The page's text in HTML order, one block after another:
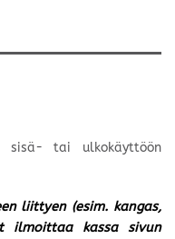
sisä- tai ulkokäyttöön
liittyen (esim. kangas,
kassa sivun